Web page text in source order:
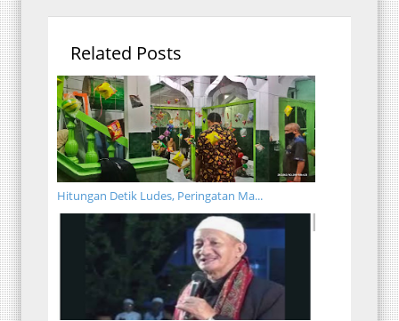
Related Posts
Hitungan Detik Ludes, Peringatan Ma...